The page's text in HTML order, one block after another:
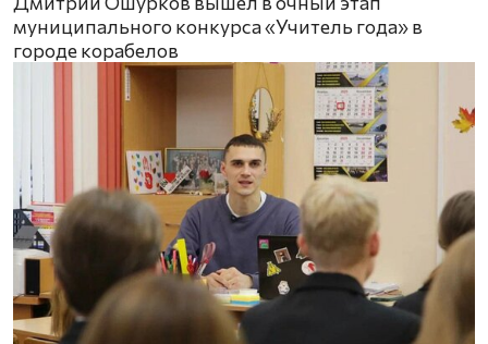
муниципального конкурса «Учитель года» в
городе корабелов